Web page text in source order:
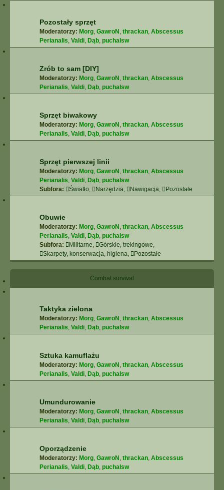
Pozostały sprzęt
Moderatorzy: Morg, GawroN , thrackan, Abscessus
Perianalis, Valdi, Dąb, puchalsw
Zrób to sam [DIY]
Moderatorzy: Morg, GawroN , thrackan, Abscessus
Perianalis, Valdi, Dąb, puchalsw
Sprzęt biwakowy
Moderatorzy: Morg, GawroN , thrackan, Abscessus
Perianalis, Valdi, Dąb, puchalsw
Sprzęt pierwszej linii
Moderatorzy: Morg, GawroN , thrackan, Abscessus
Perianalis, Valdi, Dąb, puchalsw
Subfora:
Światło, Narzędzia, Nawigacja, Pozostałe
Obuwie
Moderatorzy: Morg, GawroN , thrackan, Abscessus
Perianalis, Valdi, Dąb, puchalsw
Subfora:
Militarne, Górskie, trekingowe,
Skarpety, konserwacja, higiena, Pozostałe
Combat survival
Taktyka zielona
Moderatorzy: Morg, GawroN , thrackan, Abscessus
Perianalis, Valdi, Dąb, puchalsw
Sztuka kamuflażu
Moderatorzy: Morg, GawroN , thrackan, Abscessus
Perianalis, Valdi, Dąb, puchalsw
Umundurowanie
Moderatorzy: Morg, GawroN , thrackan, Abscessus
Perianalis, Valdi, Dąb, puchalsw
Oporządzenie
Moderatorzy: Morg, GawroN , thrackan, Abscessus
Perianalis, Valdi, Dąb, puchalsw